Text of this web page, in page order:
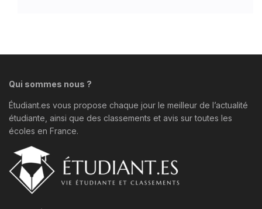
Qui sommes nous ?
Étudiant.es vous propose chaque jour le meilleur de l’actualité
étudiante, ainsi que des classements et avis sur toutes les
écoles en France.